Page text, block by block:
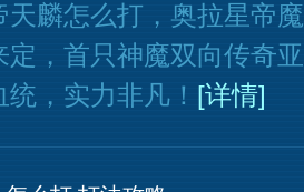
天麟怎么打，奥拉星帝
定，首只神魔双向传奇
，实力非凡！ [详情]